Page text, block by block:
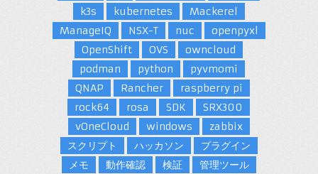
k3s
kubernetes
Mackerel
ManageIQ
NSX-T nuc
openpyxl
OpenShift
OVS
owncloud
podman
python
pyvmomi
QNAP
Rancher
raspberry pi
rock64
rosa SDK
SRX300
vOneCloud
windows
zabbix
スクリプト
ハッカソン
プラグイン
メモ
動作確認 検証 管理ツール